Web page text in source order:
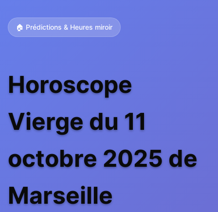
🏠 Prédictions & Heures miroir
Horoscope
Vierge du 11
octobre 2025 de
Marseille